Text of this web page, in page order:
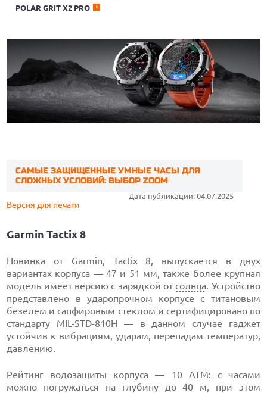
POLAR GRIT X2 PRO
САМЫЕ ЗАЩИЩЕННЫЕ УМНЫЕ ЧАСЫ ДЛЯ
СЛОЖНЫХ УСЛОВИЙ: ВЫБОР ZOOM
Дата публикации: 04.07.2025
Версия для печати
Garmin Tactix 8
Новинка от Garmin, Tactix 8, выпускается в двух
вариантах корпуса — 47 и 51 мм, также более крупная
модель имеет версию с зарядкой от солнца. Устройство
представлено в ударопрочном корпусе с титановым
безелем и сапфировым стеклом и сертифицировано по
стандарту MIL-STD-810H — в данном случае гаджет
устойчив к вибрациям, ударам, перепадам температур,
давлению.
Рейтинг водозащиты корпуса — 10 АТМ: с часами
можно погружаться на глубину до 40 м, при этом